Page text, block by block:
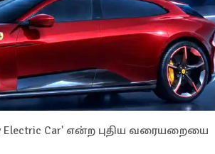
Car' என்ற புதிய வரையறையை